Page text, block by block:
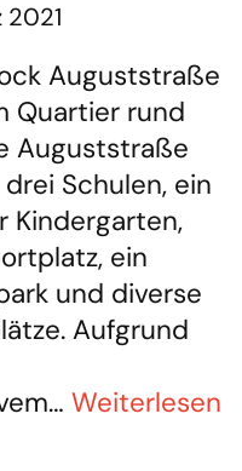
2021
Auguststraße
Quartier rund
Auguststraße
Schulen, ein
Kindergarten,
ein
und diverse
Aufgrund
Weiterlesen